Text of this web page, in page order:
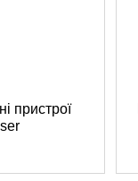
пристрої